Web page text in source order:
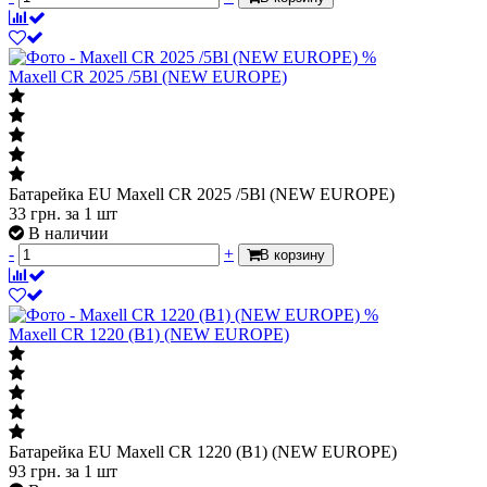
%
Maxell CR 2025 /5Bl (NEW EUROPE)
Батарейка EU Maxell CR 2025 /5Bl (NEW EUROPE)
33 грн. за 1 шт
В наличии
-
+ В корзину
%
Maxell CR 1220 (B1) (NEW EUROPE)
Батарейка EU Maxell CR 1220 (B1) (NEW EUROPE)
93 грн. за 1 шт